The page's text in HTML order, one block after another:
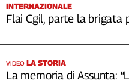
INTERNAZIONALE
Flai Cgil, parte la brigata
VIDEO LA STORIA
La memoria di Assunta: